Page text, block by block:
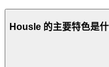
Housle 的主要特色是什